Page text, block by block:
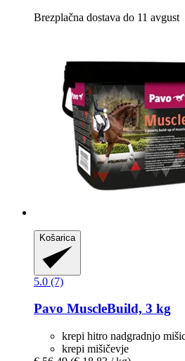
Brezplačna dostava do 11 avgust
Košarica
5.0 (7)
Pavo MuscleBuild, 3 kg
krepi hitro nadgradnjo
krepi mišičevje